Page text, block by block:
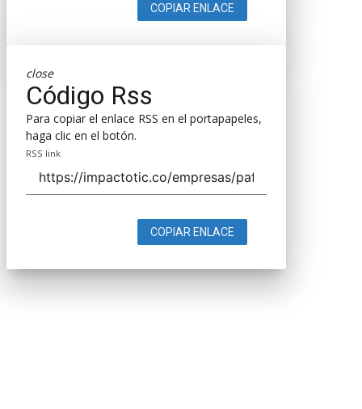
COPIAR ENLACE
close
Código Rss
Para copiar el enlace RSS en el portapapeles,
haga clic en el botón.
RSS link
COPIAR ENLACE